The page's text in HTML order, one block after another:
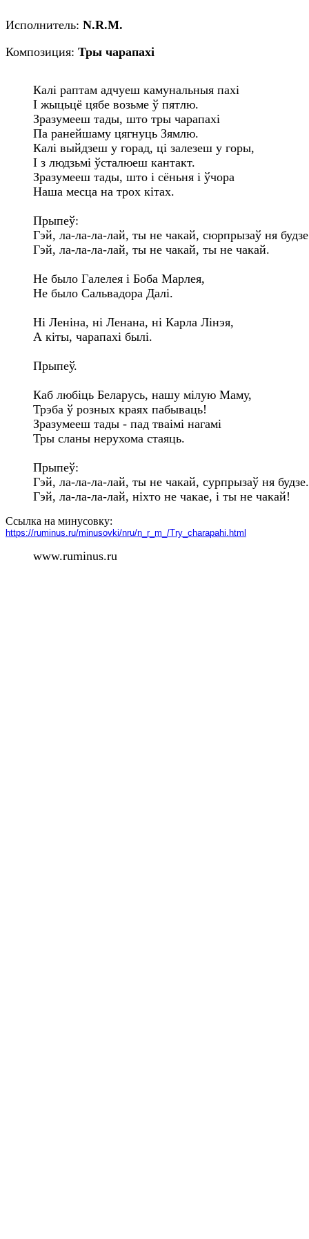
Исполнитель: N.R.M.
Композиция: Тры чарапахi
Калi раптам адчуеш камунальныя пахi
I жыцьцё цябе возьме ў пятлю.
Зразумееш тады, што тры чарапахi
Па ранейшаму цягнуць Зямлю.
Калi выйдзеш у горад, цi залезеш у горы,
I з людзьмi ўсталюеш кантакт.
Зразумееш тады, што i сёньня i ўчора
Наша месца на трох кiтах.
Прыпеў:
Гэй, ла-ла-ла-лай, ты не чакай, сюрпрызаў ня
Гэй, ла-ла-ла-лай, ты не чакай, ты не чакай.
Не было Галелея i Боба Марлея,
Не было Сальвадора Далi.
Нi Ленiна, нi Ленана, нi Карла Лiнэя,
А кiты, чарапахi былi.
Прыпеў.
Каб любiць Беларусь, нашу мiлую Маму,
Трэба ў розных краях пабываць!
Зразумееш тады - пад тваiмi нагамi
Тры сланы нерухома стаяць.
Прыпеў:
Гэй, ла-ла-ла-лай, ты не чакай, сурпрызаў ня будзе.
Гэй, ла-ла-ла-лай, нiхто не чакае, i ты не чакай!
Ссылка на минусовку:
https://ruminus.ru/minusovki/nru/n_r_m_/Тry_charapahi.html
www.ruminus.ru